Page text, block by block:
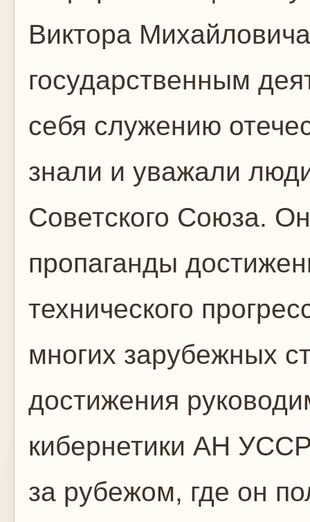
Виктора
государственным
себя служению
знали и уважали
Советского Союза.
пропаганды
технического
многих зарубежных
достижения
кибернетики АН
за рубежом, где он